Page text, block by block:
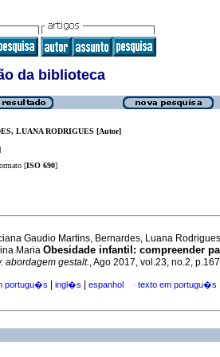
da biblioteca
LUANA RODRIGUES [Autor]
[ISO 690]
Gaudio Martins, Bernardes, Luana
Maria Obesidade infantil : compreender
abordagem gestalt., Ago 2017, vol.23, no.2,
portugu�s ingl�s espanhol · texto em portugu�s